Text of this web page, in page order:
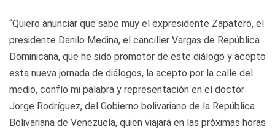
“Quiero anunciar que sabe muy el expresidente Zapatero, el
presidente Danilo Medina, el canciller Vargas de República
Dominicana, que he sido promotor de este diálogo y acepto
esta nueva jornada de diálogos, la acepto por la calle del
medio, confío mi palabra y representación en el doctor
Jorge Rodríguez, del Gobierno bolivariano de la República
Bolivariana de Venezuela, quien viajará en las próximas horas